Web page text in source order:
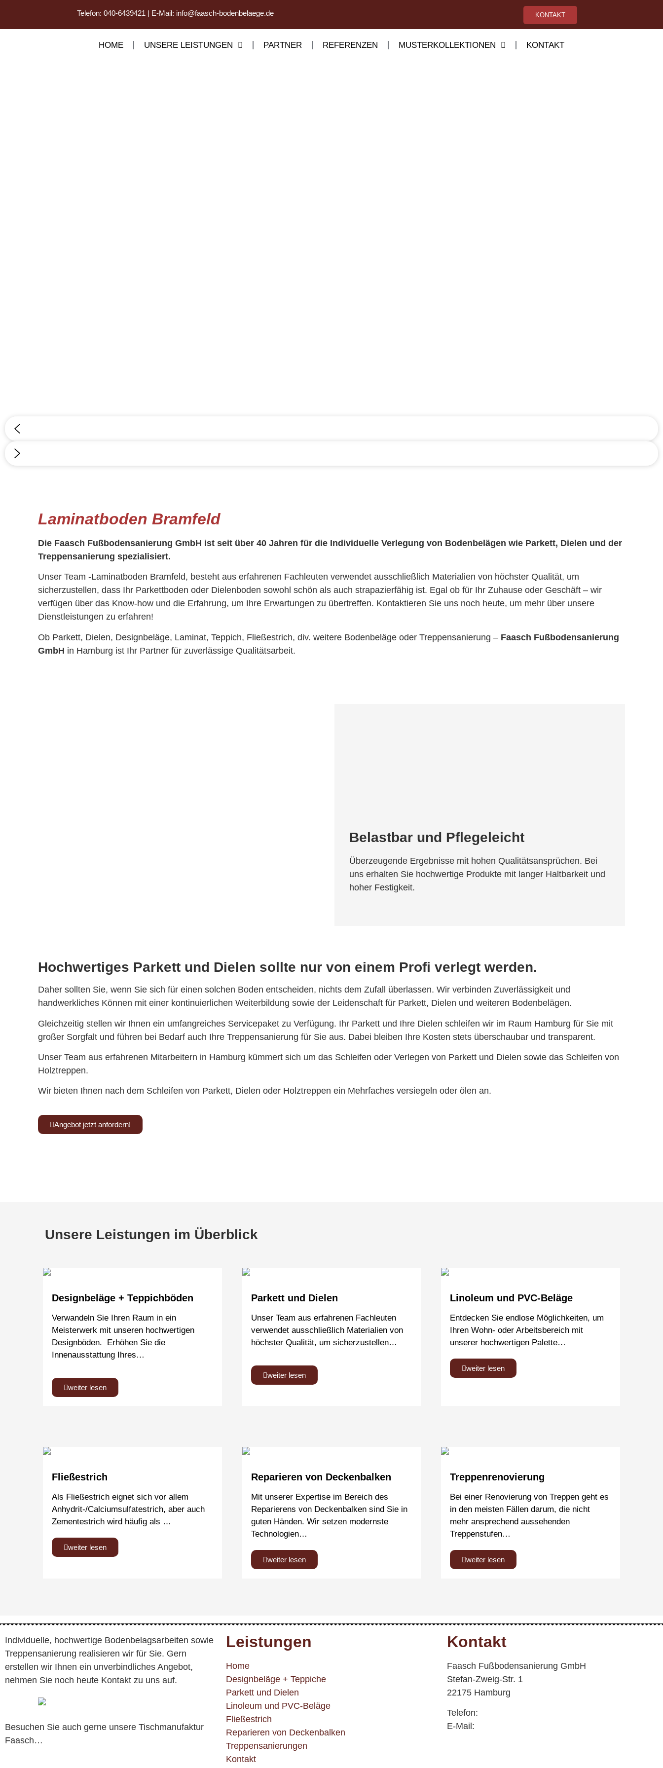
Telefon:040-6439421 | E-Mail: info@faasch-bodenbelaege.de KONTAKT
HOME UNSERE LEISTUNGEN PARTNER REFERENZEN MUSTERKOLLEKTIONEN KONTAKT
Laminatboden Bramfeld
Die Faasch Fußbodensanierung GmbH ist seit über 40 Jahren für die Individuelle Verlegung von Bodenbelägen wie Parkett, Dielen und der
Treppensanierung spezialisiert.
Unser Team -Laminatboden Bramfeld, besteht aus erfahrenen Fachleuten verwendet ausschließlich Materialien von höchster Qualität, um
sicherzustellen, dass Ihr Parkettboden oder Dielenboden sowohl schön als auch strapazierfähig ist. Egal ob für Ihr Zuhause oder Geschäft – wir
verfügen über das Know-how und die Erfahrung, um Ihre Erwartungen zu übertreffen. Kontaktieren Sie uns noch heute, um mehr über unsere
Dienstleistungen zu erfahren!
Ob Parkett, Dielen, Designbeläge, Laminat, Teppich, Fließestrich, div. weitere Bodenbeläge oder Treppensanierung – Faasch Fußbodensanierung
GmbH in Hamburg ist Ihr Partner für zuverlässige Qualitätsarbeit.
Belastbar und Pflegeleicht
Überzeugende Ergebnisse mit hohen Qualitätsansprüchen. Bei
uns erhalten Sie hochwertige Produkte mit langer Haltbarkeit und
hoher Festigkeit.
Hochwertiges Parkett und Dielen sollte nur von einem Profi verlegt werden.
Daher sollten Sie, wenn Sie sich für einen solchen Boden entscheiden, nichts dem Zufall überlassen. Wir verbinden Zuverlässigkeit und
handwerkliches Können mit einer kontinuierlichen Weiterbildung sowie der Leidenschaft für Parkett, Dielen und weiteren Bodenbelägen.
Gleichzeitig stellen wir Ihnen ein umfangreiches Servicepaket zu Verfügung. Ihr Parkett und Ihre Dielen schleifen wir im Raum Hamburg für Sie mit
großer Sorgfalt und führen bei Bedarf auch Ihre Treppensanierung für Sie aus. Dabei bleiben Ihre Kosten stets überschaubar und transparent.
Unser Team aus erfahrenen Mitarbeitern in Hamburg kümmert sich um das Schleifen oder Verlegen von Parkett und Dielen sowie das Schleifen von
Holztreppen.
Wir bieten Ihnen nach dem Schleifen von Parkett, Dielen oder Holztreppen ein Mehrfaches versiegeln oder ölen an.
Angebot jetzt anfordern!
Unsere Leistungen im Überblick
Designbeläge + Teppichböden
Verwandeln Sie Ihren Raum in ein
Meisterwerk mit unseren hochwertigen
Designböden. Erhöhen Sie die
Innenausstattung Ihres…
weiter lesen
Parkett und Dielen
Unser Team aus erfahrenen Fachleuten
verwendet ausschließlich Materialien von
höchster Qualität, um sicherzustellen…
weiter lesen
Linoleum und PVC-Beläge
Entdecken Sie endlose Möglichkeiten, um
Ihren Wohn- oder Arbeitsbereich mit
unserer hochwertigen Palette…
weiter lesen
Fließestrich
Als Fließestrich eignet sich vor allem
Anhydrit-/Calciumsulfatestrich, aber auch
Zementestrich wird häufig als …
weiter lesen
Reparieren von Deckenbalken
Mit unserer Expertise im Bereich des
Reparierens von Deckenbalken sind Sie in
guten Händen. Wir setzen modernste
Technologien…
weiter lesen
Treppenrenovierung
Bei einer Renovierung von Treppen geht es
in den meisten Fällen darum, die nicht
mehr ansprechend aussehenden
Treppenstufen…
weiter lesen
Individuelle, hochwertige Bodenbelagsarbeiten sowie
Treppensanierung realisieren wir für Sie. Gern
erstellen wir Ihnen ein unverbindliches Angebot,
nehmen Sie noch heute Kontakt zu uns auf.
Besuchen Sie auch gerne unsere Tischmanufaktur
Faasch…
Leistungen
Home
Designbeläge + Teppiche
Parkett und Dielen
Linoleum und PVC-Beläge
Fließestrich
Reparieren von Deckenbalken
Treppensanierungen
Kontakt
Kontakt
Faasch Fußbodensanierung GmbH
Stefan-Zweig-Str. 1
22175 Hamburg
Telefon:
E-Mail: